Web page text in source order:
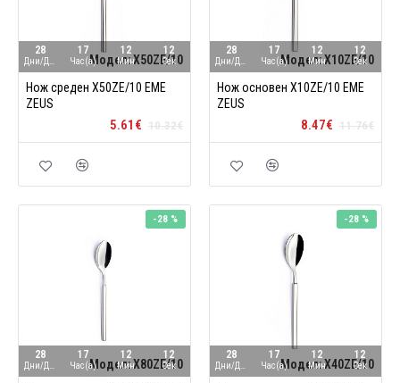
28 17
Час(а)
12
Мин
11
Сек
Модел:X50ZE/10
Нож среден X50ZE/10 ЕМЕ
ZEUS
5.61€ 10.32€
28 17
Час(а)
12
Мин
11
Сек
Модел:X10ZE/10
Нож основен X10ZE/10 ЕМЕ
ZEUS
8.47€ 11.76€
-28 %
28 17
Час(а)
12
Мин
11
Сек
Модел:X80ZE/10
-28 %
28 17
Час(а)
12
Мин
11
Сек
Модел:X40ZE/10